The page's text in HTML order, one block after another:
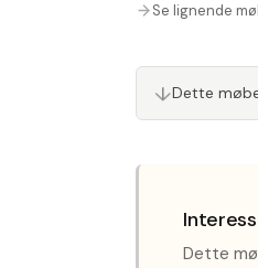
Se lignende
↓Dette
Dette